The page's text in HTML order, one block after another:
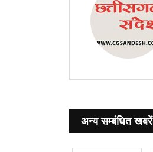
अन्य सम्बंधित खबरें